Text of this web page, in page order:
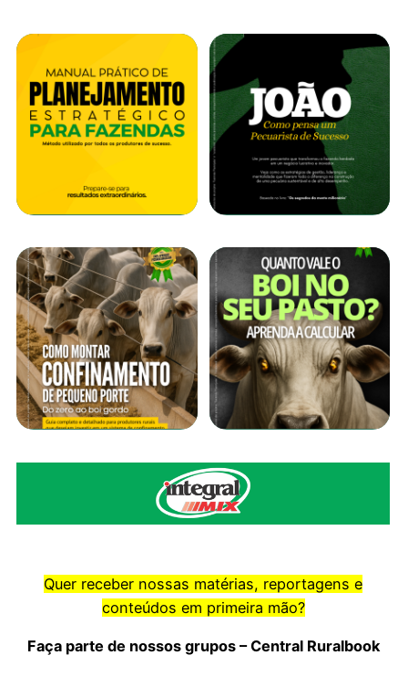
Quer receber nossas matérias, reportagens e
conteúdos em primeira mão?
Faça parte de nossos grupos – Central Ruralbook